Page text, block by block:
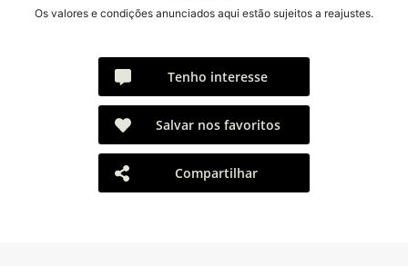
Os valores e condições anunciados aqui estão sujeitos a reajustes.
Tenho interesse
Salvar nos favoritos
Compartilhar